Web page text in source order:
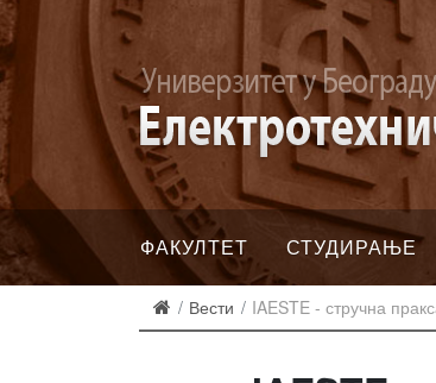
ФАКУЛТЕТ СТУДИРАЊЕ
Вести IAESTE - стручна